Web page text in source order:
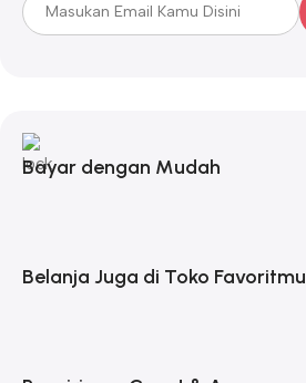
Bayar dengan Mudah
Belanja Juga di Toko Favoritmu